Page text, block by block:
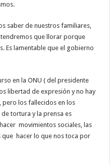
saber de nuestros familiares,
que llorar porque
Es lamentable que el gobierno
en la ONU ( del presidente
libertad de expresión y no hay
pero los fallecidos en los
tortura y la prensa es
movimientos sociales, las
que hacer lo que nos toca por